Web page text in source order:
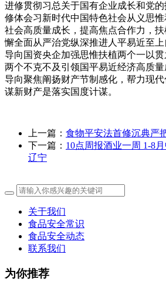
进修贯彻习总关于国有企业成长和党
修体会习新时代中国特色社会从义思
社会高质量成长，提高焦点合作力，
懈全面从严治党纵深推进人平易近至
导向国资央企加强思惟扶植两个一以贯
两个不克不及引领国平易近经济高质
导向聚焦阐扬财产节制感化，帮力现
谋新财产是落实国度计谋。
上一篇： 食物平安法首修沉典严
下一篇： 10点周报酒业一周 1-8
辽宁
关于我们
食品安全常识
食品安全动态
联系我们
为你推荐